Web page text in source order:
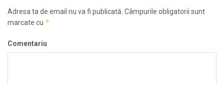
Adresa ta de email nu va fi publicată. Câmpurile obligatorii sunt
marcate cu *
Comentariu